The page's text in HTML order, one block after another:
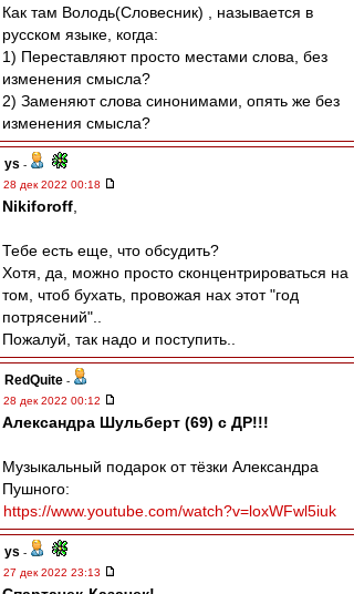
Как там Володь(Словесник) , называется в
русском языке, когда:
1) Переставляют просто местами слова, без
изменения смысла?
2) Заменяют слова синонимами, опять же без
изменения смысла?
ys -
28 дек 2022 00:18
Nikiforoff
Тебе есть еще, что обсудить?
Хотя, да, можно просто сконцентрироваться на
том, чтоб бухать, провожая нах этот "год
потрясений"..
Пожалуй, так надо и поступить..
RedQuite -
28 дек 2022 00:12
Александра Шульберт (69) с ДР!!!
Музыкальный подарок от тёзки Александра
Пушного:
https://www.youtube.com/watch?v=loxWFwl5iuk
ys -
27 дек 2022 23:13